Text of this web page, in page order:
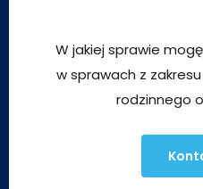
W jakiej sprawie
w sprawach z
rodzinnego